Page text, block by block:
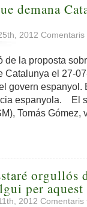
demana
2012 Comentaris
de la proposta
Catalunya el 27-
govern espanyol.
espanyola. El
Tomás Gómez,
orgullós
per
2012 Comentaris